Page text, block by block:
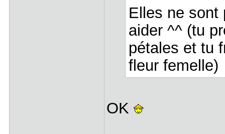
Elles ne sont
aider ^^ (tu
pétales et tu
fleur femelle)
OK